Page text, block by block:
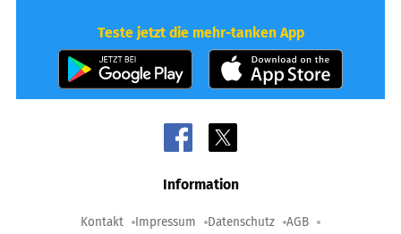
Teste jetzt die mehr-tanken App
Information
Kontakt Impressum Datenschutz AGB